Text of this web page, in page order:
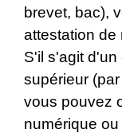
brevet, bac),
attestation de
S'il s'agit d'un
supérieur
vous pouvez
numérique